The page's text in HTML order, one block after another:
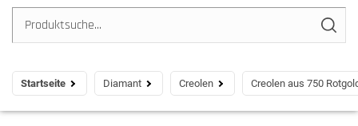
Startseite Diamant Creolen Creolen aus 750